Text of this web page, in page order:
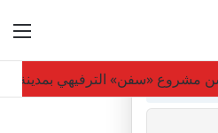
مشروع «سفن» الترفيهي بمدينة